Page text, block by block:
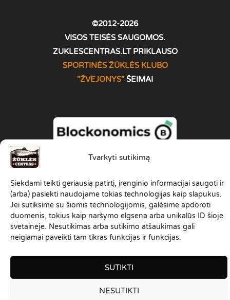
Tvarkyti sutikimą
Siekdami teikti geriausią patirtį, įrenginio informacijai saugoti ir
(arba) pasiekti naudojame tokias technologijas kaip slapukus.
Jei sutiksime su šiomis technologijomis, galėsime apdoroti
duomenis, tokius kaip naršymo elgsena arba unikalūs ID šioje
svetainėje. Nesutikimas arba sutikimo atšaukimas gali
neigiamai paveikti tam tikras funkcijas ir funkcijas.
SUTIKTI
NESUTIKTI
©2012-2026
VISOS TEISĖS SAUGOMOS.
ZUKLESCENTRAS.LT PRIKLAUSO
SPORTINĖS ŽŪKLĖS KLUBO
"ŽVEJONYS" ŠEIMAI